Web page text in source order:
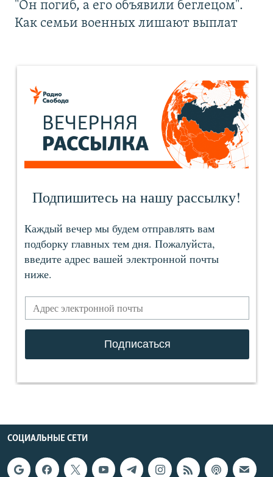
"Он погиб, а его объявили беглецом".
Как семьи военных лишают выплат
СОЦИАЛЬНЫЕ СЕТИ